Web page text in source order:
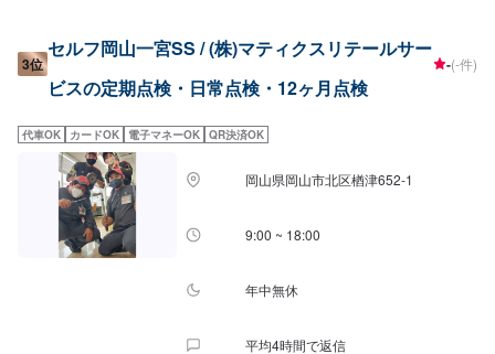
3位
セルフ岡山一宮SS / (株)マティクスリテールサー
ビスの定期点検・日常点検・12ヶ月点検
-(-件)
代車OK カードOK 電子マネーOK QR決済OK
岡山県岡山市北区楢津652-1
9:00 ~ 18:00
年中無休
平均4時間で返信